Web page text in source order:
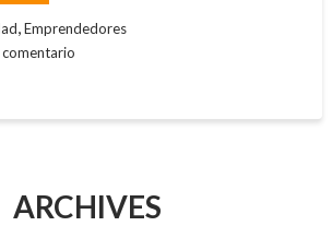
,Emprendedores
ARCHIVES